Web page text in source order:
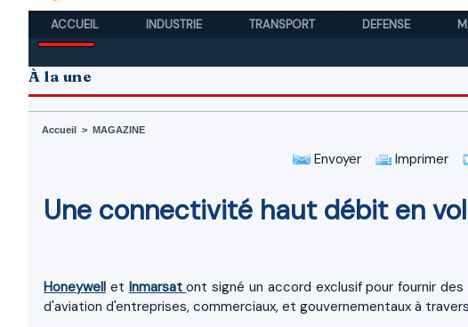
ACCUEIL INDUSTRIE TRANSPORT DEFENSE
À la une
Accueil > MAGAZINE
Envoyer Imprimer
Une connectivité haut débit en
Honeywell et Inmarsatont signé un accord exclusif pour fournir
d'aviation d'entreprises, commerciaux, et gouvernementaux à